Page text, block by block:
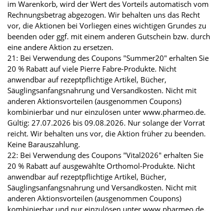
im Warenkorb, wird der Wert des Vorteils automatisch vom
Rechnungsbetrag abgezogen. Wir behalten uns das Recht
vor, die Aktionen bei Vorliegen eines wichtigen Grundes zu
beenden oder ggf. mit einem anderen Gutschein bzw. durch
eine andere Aktion zu ersetzen.
21: Bei Verwendung des Coupons "Summer20" erhalten Sie
20 % Rabatt auf viele Pierre Fabre-Produkte. Nicht
anwendbar auf rezeptpflichtige Artikel, Bücher,
Säuglingsanfangsnahrung und Versandkosten. Nicht mit
anderen Aktionsvorteilen (ausgenommen Coupons)
kombinierbar und nur einzulösen unter www.pharmeo.de.
Gültig: 27.07.2026 bis 09.08.2026. Nur solange der Vorrat
reicht. Wir behalten uns vor, die Aktion früher zu beenden.
Keine Barauszahlung.
22: Bei Verwendung des Coupons "Vital2026" erhalten Sie
20 % Rabatt auf ausgewählte Orthomol-Produkte. Nicht
anwendbar auf rezeptpflichtige Artikel, Bücher,
Säuglingsanfangsnahrung und Versandkosten. Nicht mit
anderen Aktionsvorteilen (ausgenommen Coupons)